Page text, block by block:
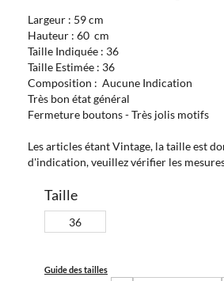
Largeur : 59 cm
Hauteur : 60 cm
Taille Indiquée : 36
Taille Estimée : 36
Composition : Aucune Indication
Très bon état général
Fermeture boutons - Très jolis motifs
Les articles étant Vintage, la taille est
d'indication, veuillez vérifier les
Taille
36
Guide des tailles